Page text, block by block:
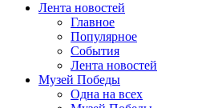
Лента новостей
Главное
Популярное
События
Лента новостей
Музей Победы
Одна на всех